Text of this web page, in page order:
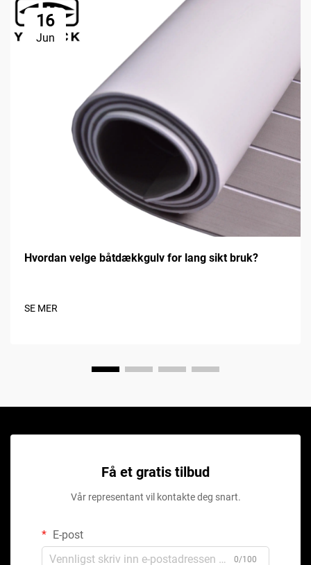
16
Jun
Hvordan velge båtdækkgulv for lang sikt bruk?
SE MER
Få et gratis tilbud
Vår representant vil kontakte deg snart.
E-post
0/100